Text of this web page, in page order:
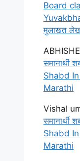
Board
मुलाखत
समानार्थी
Shabd
Marathi
Vishal
समानार्थी
Shabd
Marathi